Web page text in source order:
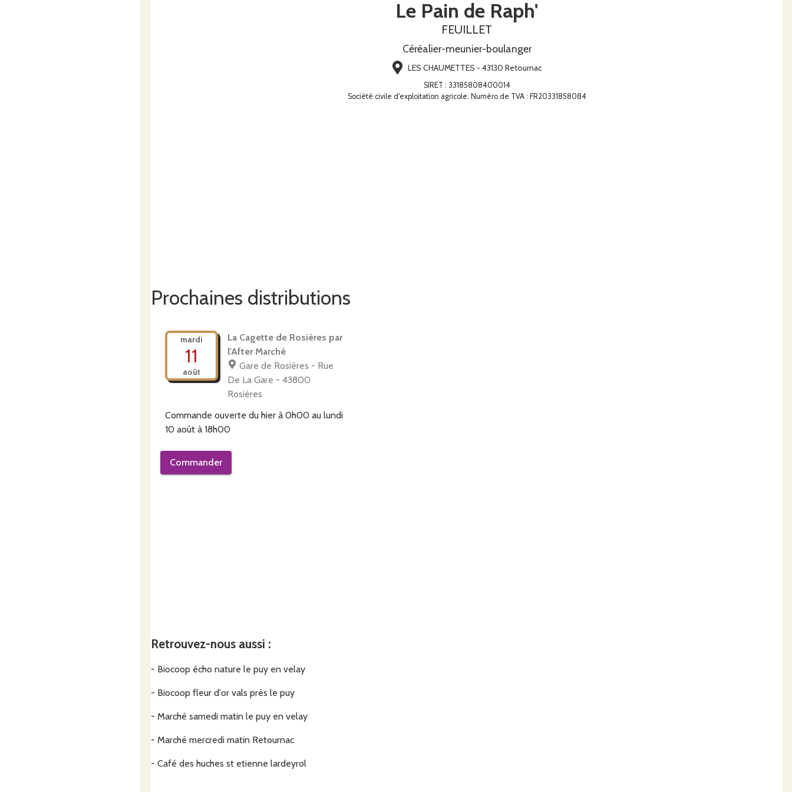
Le Pain de Raph'
FEUILLET
Céréalier-meunier-boulanger
LES CHAUMETTES - 43130 Retournac
SIRET : 33185808400014
Société civile d'exploitation agricole. Numéro de TVA : FR20331858084
Prochaines distributions
mardi
11
août
La Cagette de Rosières par
l'After Marché
Gare de Rosières - Rue
De La Gare - 43800
Rosières
Commande ouverte du hier à 0h00 au lundi
10 août à 18h00
Commander
Retrouvez-nous aussi :
- Biocoop écho nature le puy en velay
- Biocoop fleur d'or vals près le puy
- Marché samedi matin le puy en velay
- Marché mercredi matin Retournac
- Café des huches st etienne lardeyrol